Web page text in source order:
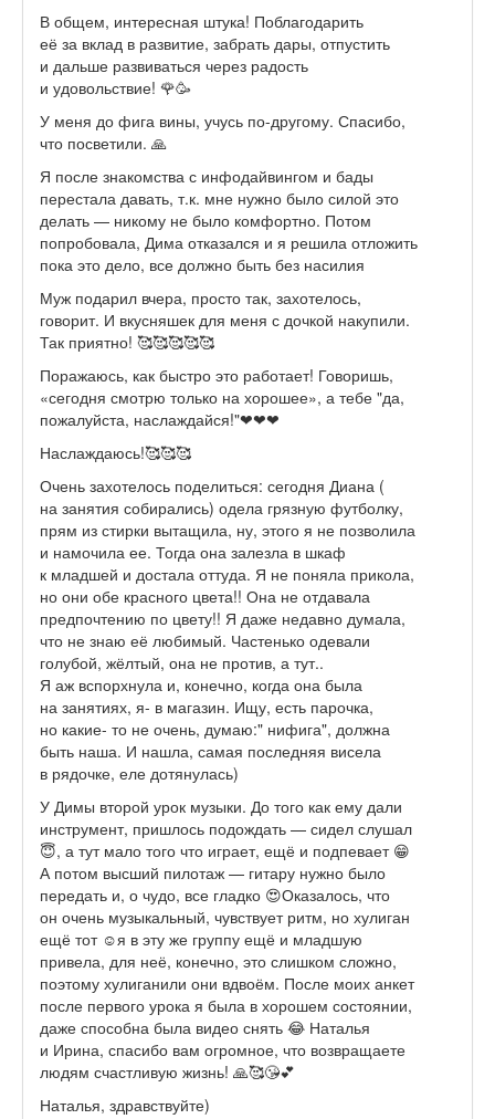
В общем, интересная штука! Поблагодарить
её за вклад в развитие, забрать дары, отпустить
и дальше развиваться через радость
и удовольствие! 🌹🥳
У меня до фига вины, учусь по-другому. Спасибо,
что посветили. 🙏
Я после знакомства с инфодайвингом и бады
перестала давать, т.к. мне нужно было силой это
делать — никому не было комфортно. Потом
попробовала, Дима отказался и я решила отложить
пока это дело, все должно быть без насилия
Муж подарил вчера, просто так, захотелось,
говорит. И вкусняшек для меня с дочкой накупили.
Так приятно! 🥰🥰🥰🥰🥰
Поражаюсь, как быстро это работает! Говоришь,
«сегодня смотрю только на хорошее», а тебе "да,
пожалуйста, наслаждайся!"❤❤❤
Наслаждаюсь!🥰🥰🥰
Очень захотелось поделиться: сегодня Диана (
на занятия собирались) одела грязную футболку,
прям из стирки вытащила, ну, этого я не позволила
и намочила ее. Тогда она залезла в шкаф
к младшей и достала оттуда. Я не поняла прикола,
но они обе красного цвета!! Она не отдавала
предпочтению по цвету!! Я даже недавно думала,
что не знаю её любимый. Частенько одевали
голубой, жёлтый, она не против, а тут..
Я аж вспорхнула и, конечно, когда она была
на занятиях, я- в магазин. Ищу, есть парочка,
но какие- то не очень, думаю:" нифига", должна
быть наша. И нашла, самая последняя висела
в рядочке, еле дотянулась)
У Димы второй урок музыки. До того как ему дали
инструмент, пришлось подождать — сидел слушал
😇, а тут мало того что играет, ещё и подпевает 😁
А потом высший пилотаж — гитару нужно было
передать и, о чудо, все гладко 😍Оказалось, что
он очень музыкальный, чувствует ритм, но хулиган
ещё тот ☺️я в эту же группу ещё и младшую
привела, для неё, конечно, это слишком сложно,
поэтому хулиганили они вдвоём. После моих анкет
после первого урока я была в хорошем состоянии,
даже способна была видео снять 😂 Наталья
и Ирина, спасибо вам огромное, что возвращаете
людям счастливую жизнь! 🙏🥰😘💕
Наталья, здравствуйте)